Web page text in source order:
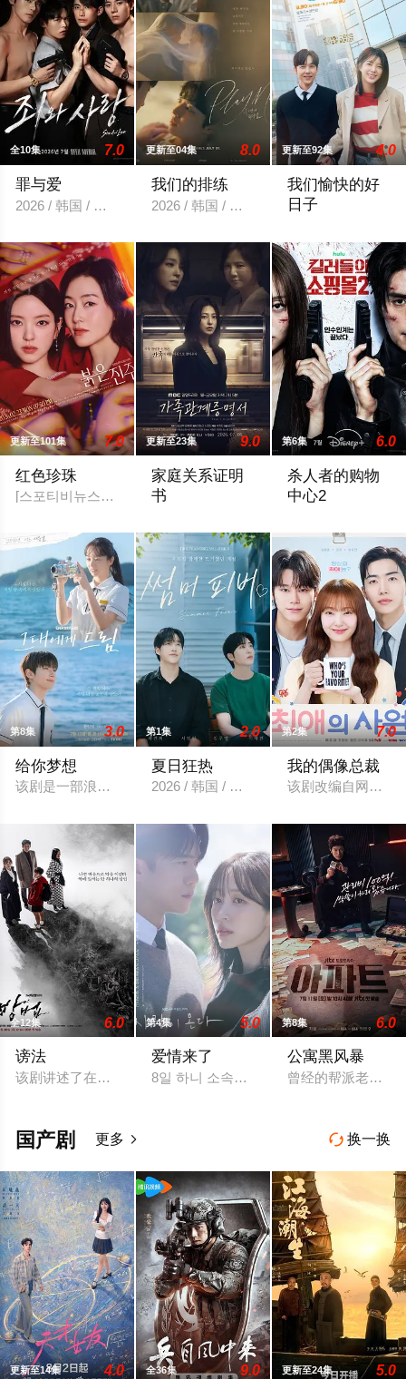
全10集 7.0
罪与爱
2026 / 韩国 / 정명철,김성혁,金贤叙,정현웅
更新至04集 8.0
我们的排练
2026 / 韩国 / 梁洪硕,박성현
更新至92集 4.0
我们愉快的好
日子
更新至101集 7.0
红色珍珠
[스포티비뉴스=강효진 기자] 배우 박진희가 본격 컴백 활동에
更新至23集 9.0
家庭关系证明
书
第6集 6.0
杀人者的购物
中心2
第8集 3.0
给你梦想
该剧是一部浪漫喜剧，讲述了连一个梦想都无所畏惧的十几岁
第1集 2.0
夏日狂热
2026 / 韩国 / 韩国
第2集 7.0
我的偶像总裁
该剧改编自网络漫
全12集 6.0
谤法
该剧讲述了在国内最大的IT企业里存在着一个恶神。唯一知道真
第4集 5.0
爱情来了
8일 하니 소속사 써브라임 측은 OSEN에
第8集 6.0
公寓黑风暴
曾经的帮派老大急
 换一换
国产剧 更多 
更新至14集 4.0 全36集 9.0 更新至24集 5.0